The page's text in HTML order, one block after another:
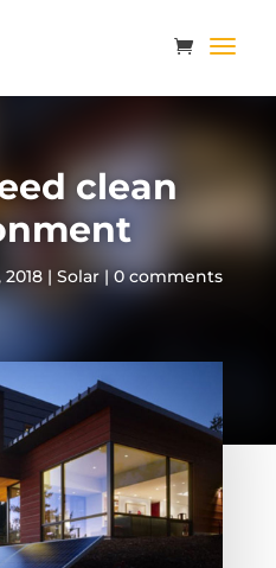
clean
2018| Solar|0 comments